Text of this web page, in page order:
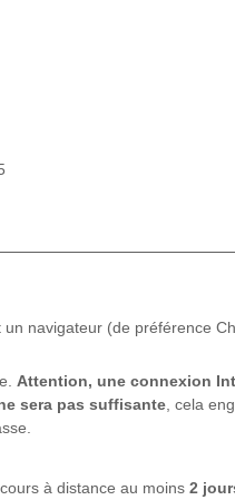
navigateur (de préférence
Attention, une connexion
sera pas suffisante, cela
à distance au moins 2